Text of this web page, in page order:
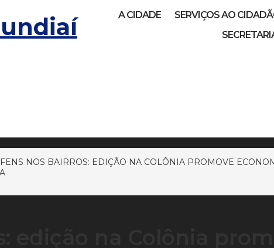
A CIDADE SERVIÇOS AO
FENS NOS BAIRROS: EDIÇÃO NA COLÔNIA PROMOVE